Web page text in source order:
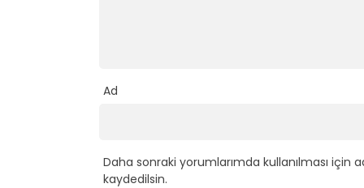
Ad
Daha sonraki yorumlarımda kullanılması
kaydedilsin.